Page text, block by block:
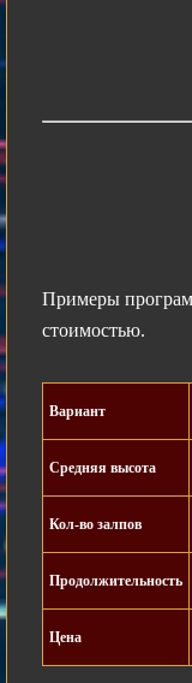
Примеры
стоимостью.
Вариант
Средняя высота
Кол-во залпов
Продолжительность
Цена